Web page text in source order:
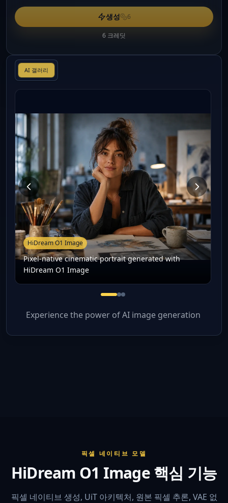
생성 6
6 크레딧
AI 갤러리
HiDream O1 Image
Pixel-native cinematic portrait generated with
HiDream O1 Image
Pixel-native cinematic
Product concept with
High-resolution creative
Experience the power of AI image generation
픽셀 네이티브 모델
HiDream O1 Image 핵심 기능
픽셀 네이티브 생성, UiT 아키텍처, 원본 픽셀 추론, VAE 없